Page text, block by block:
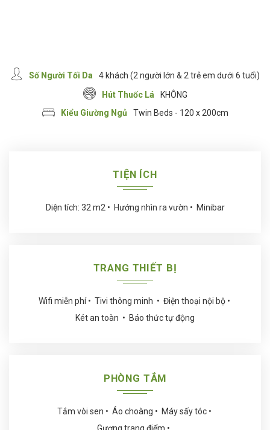
Số Người Tối Da
4 khách (2 người lớn & 2 trẻ em dưới 6 tuổi)
Hút Thuốc Lá
KHÔNG
Kiểu Giường Ngủ
Twin Beds - 120 x 200cm
TIỆN ÍCH
Diện tích: 32 m2 Hướng nhìn ra vườn Minibar
TRANG THIẾT BỊ
Wifi miễn phí Tivi thông minh
Điện thoại nội bộ
Két an toàn
Báo thức tự động
PHÒNG TẮM
Tắm vòi sen Áo choàng
Máy sấy tóc
Gương trang điểm